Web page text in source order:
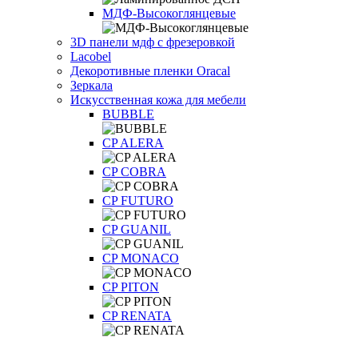
МДФ-Высокоглянцевые
3D панели мдф с фрезеровкой
Lacobel
Декоротивные пленки Oracal
Зеркала
Искусственная кожа для мебели
BUBBLE
CP ALERA
CP COBRA
CP FUTURO
CP GUANIL
CP MONACO
CP PITON
CP RENATA